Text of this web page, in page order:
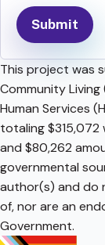
This project was
Community Living
Human Services
totaling $315,072
and $80,262
governmental
author(s) and do
of, nor are an
Government.